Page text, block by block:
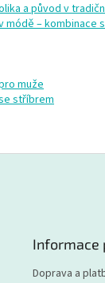
a původ v
módě – kombinace
muže
stříbrem
Informace
Doprava a